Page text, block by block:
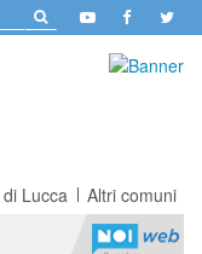
Lucca Altri comuni